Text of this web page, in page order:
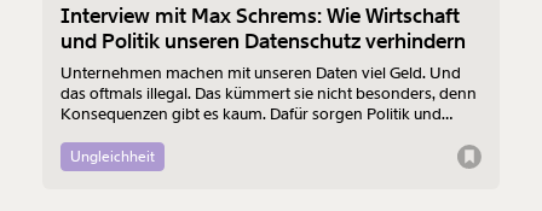
Interview mit Max Schrems: Wie Wirtschaft
und Politik unseren Datenschutz verhindern
Unternehmen machen mit unseren Daten viel Geld. Und
das oftmals illegal. Das kümmert sie nicht besonders, denn
Konsequenzen gibt es kaum. Dafür sorgen Politik und
der Verein noyb gegen Facebook vor Gericht und legen
gegen Google Beschwerden bei Datenschutzbehörden ein.
Ungleichheit